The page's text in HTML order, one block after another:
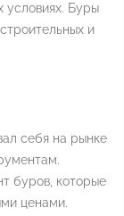
условиях. Буры
и
себя на рынке
буров, которые
ценами.